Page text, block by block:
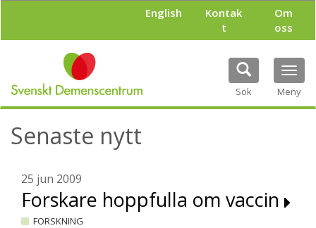
l
English
Kontak
t
Om
oss
Sök Meny
Senaste nytt
25 jun 2009
Forskare hoppfulla om vaccin
FORSKNING